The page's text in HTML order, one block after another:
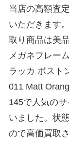
当店の高額査
いただきます
取り商品は美
メガネフレー
ラッカ ボスト
011 Matt
145で人気の
いました。状
ので高価買取